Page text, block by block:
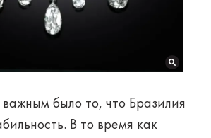
было то, что Бразилия
В то время как